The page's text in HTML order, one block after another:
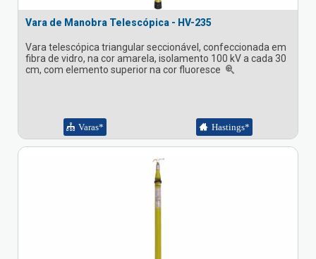
Vara de Manobra Telescópica - HV-235
Vara telescópica triangular seccionável, confeccionada em
fibra de vidro, na cor amarela, isolamento 100 kV a cada 30
cm, com elemento superior na cor fluoresce
Varas* Hastings*